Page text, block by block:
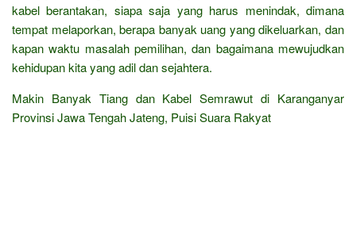
kabel berantakan, siapa saja yang harus menindak, dimana
tempat melaporkan, berapa banyak uang yang dikeluarkan, dan
kapan waktu masalah pemilihan, dan bagaimana mewujudkan
kehidupan kita yang adil dan sejahtera.
Makin Banyak Tiang dan Kabel Semrawut di Karanganyar
Provinsi Jawa Tengah Jateng, Puisi Suara Rakyat